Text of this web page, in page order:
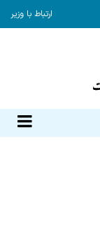
ارتباط با وزیر